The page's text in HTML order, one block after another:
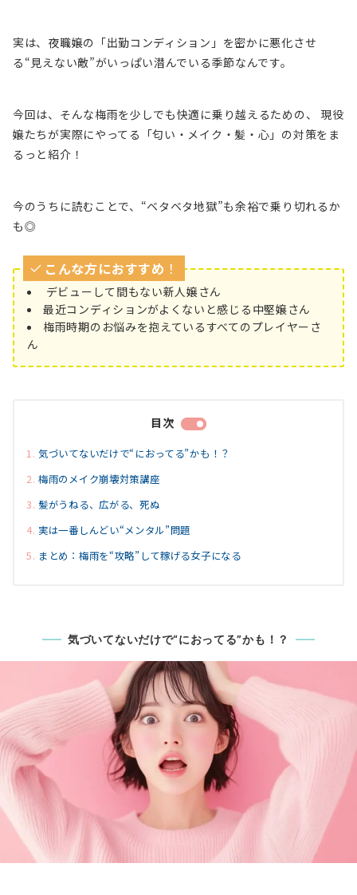
実は、夜職嬢の「出勤コンディション」を密かに悪化させ
る“見えない敵”がいっぱい潜んでいる季節なんです。
今回は、そんな梅雨を少しでも快適に乗り越えるための、 現役
嬢たちが実際にやってる「匂い・メイク・髪・心」の対策をま
るっと紹介！
今のうちに読むことで、“ベタベタ地獄”も余裕で乗り切れるか
も◎
こんな方におすすめ ！
デビューして間もない新人嬢さん
最近コンディションがよくないと感じる中堅嬢さん
梅雨時期のお悩みを抱えているすべてのプレイヤーさ
ん
目次
気づいてないだけで“におってる”かも！？
梅雨のメイク崩壊対策講座
髪がうねる、広がる、死ぬ
実は一番しんどい“メンタル”問題
まとめ：梅雨を“攻略”して稼げる女子になる
気づいてないだけで“におってる”かも！？